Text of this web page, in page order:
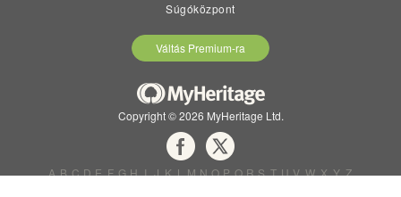
Súgóközpont
Váltás Premium-ra
Copyright © 2026 MyHeritage Ltd.
A B C D E F G H I J K L M N O P Q R S T U V W X Y Z